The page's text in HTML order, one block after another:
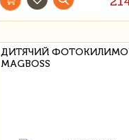
ДИТЯЧИЙ
MAGBOSS